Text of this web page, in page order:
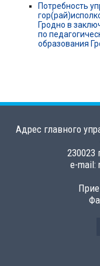
Потребность
Гродно в
по
образования
Адрес главного
230023
e-mail: